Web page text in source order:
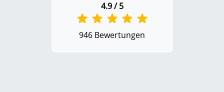
4.9 / 5
946 Bewertungen